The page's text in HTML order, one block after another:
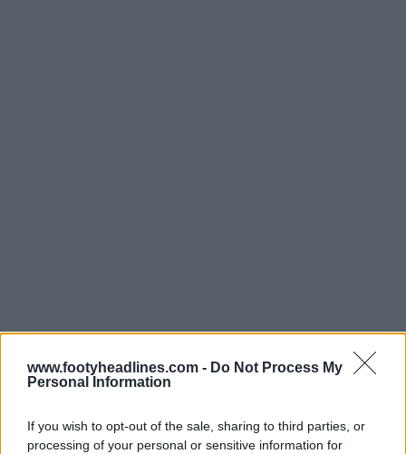
www.footyheadlines.com - Do Not Process My
Personal Information
If you wish to opt-out of the sale, sharing to third parties, or
processing of your personal or sensitive information for